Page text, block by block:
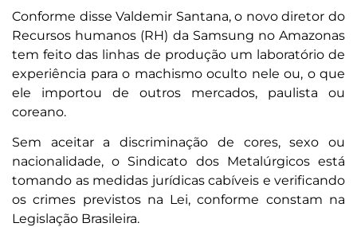
Conforme disse Valdemir Santana, o novo diretor do
Recursos humanos (RH) da Samsung no Amazonas
tem feito das linhas de produção um laboratório de
experiência para o machismo oculto nele ou, o que
ele importou de outros mercados, paulista ou
coreano.
Sem aceitar a discriminação de cores, sexo ou
nacionalidade, o Sindicato dos Metalúrgicos está
tomando as medidas jurídicas cabíveis e verificando
os crimes previstos na Lei, conforme constam na
Legislação Brasileira.